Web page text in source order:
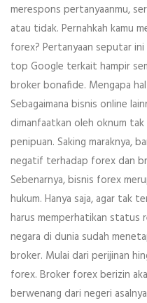
merespons pertanyaanmu,
atau tidak. Pernahkah kamu
forex? Pertanyaan seputar ini
top Google terkait hampir
broker bonafide. Mengapa
Sebagaimana bisnis online
dimanfaatkan oleh oknum
penipuan. Saking maraknya,
negatif terhadap forex dan
Sebenarnya, bisnis forex
hukum. Hanya saja, agar tak
harus memperhatikan status
negara di dunia sudah
broker. Mulai dari perijinan
forex. Broker forex berizin
berwenang dari negeri